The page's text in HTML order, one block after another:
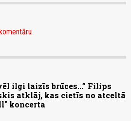
ilgi laizīs brūces...” Filips
atklāj, kas cietīs no atceltā
koncerta